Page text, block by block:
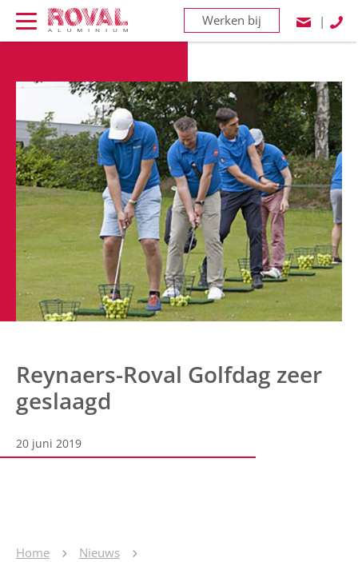
Werken bij |
Reynaers-Roval Golfdag zeer
geslaagd
20 juni 2019
Home Nieuws